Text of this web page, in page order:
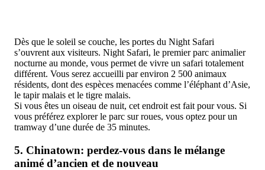
Dès que le soleil se couche, les portes du Night Safari
s’ouvrent aux visiteurs. Night Safari, le premier parc animalier
nocturne au monde, vous permet de vivre un safari totalement
différent. Vous serez accueilli par environ 2 500 animaux
résidents, dont des espèces menacées comme l’éléphant d’Asie,
le tapir malais et le tigre malais.
Si vous êtes un oiseau de nuit, cet endroit est fait pour vous. Si
vous préférez explorer le parc sur roues, vous optez pour un
tramway d’une durée de 35 minutes.
5. Chinatown: perdez-vous dans le mélange
animé d’ancien et de nouveau